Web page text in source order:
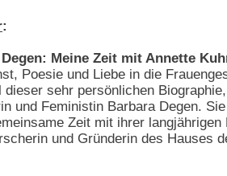
:
Meine Zeit mit Annette
Poesie und Liebe in die
dieser sehr persönlichen
und Feministin Barbara Degen.
Zeit mit ihrer
und Gründerin des Hauses